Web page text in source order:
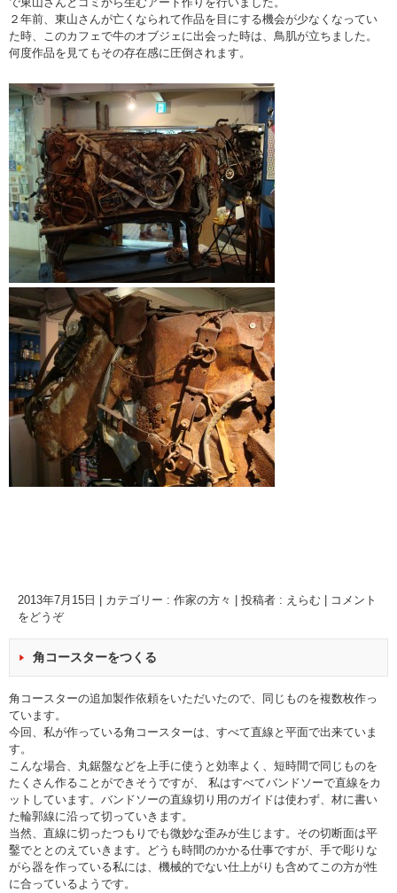
２年前、東山さんが亡くなられて作品を目にする機会が少なくなってい
た時、このカフェで牛のオブジェに出会った時は、鳥肌が立ちました。
何度作品を見てもその存在感に圧倒されます。
2013年7月15日 カテゴリー : 作家の方々 投稿者 : えらむ
コメント
をどうぞ
角コースターをつくる
角コースターの追加製作依頼をいただいたので、同じものを複数枚作っ
ています。
今回、私が作っている角コースターは、すべて直線と平面で出来ていま
す。
こんな場合、丸鋸盤などを上手に使うと効率よく、短時間で同じものを
たくさん作ることができそうですが、 私はすべてバンドソーで直線をカ
ットしています。バンドソーの直線切り用のガイドは使わず、材に書い
た輪郭線に沿って切っていきます。
当然、直線に切ったつもりでも微妙な歪みが生じます。その切断面は平
鑿でととのえていきます。どうも時間のかかる仕事ですが、手で彫りな
がら器を作っている私には、機械的でない仕上がりも含めてこの方が性
に合っているようです。